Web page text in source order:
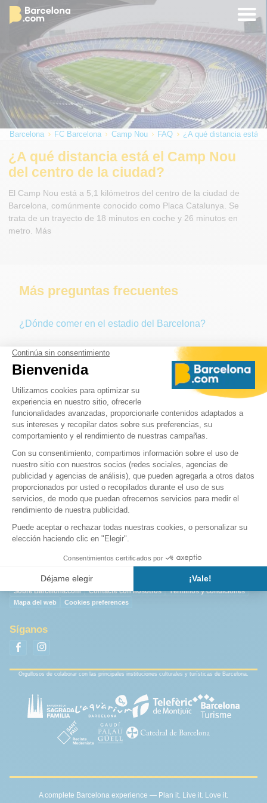
Barcelona FC Barcelona Camp Nou FAQ ¿A qué distancia está
¿A qué distancia está el Camp Nou
del centro de la ciudad?
El Camp Nou está a 5,1 kilómetros del centro de la ciudad de
Barcelona, comúnmente conocido como Placa Catalunya. Se
trata de un trayecto de 18 minutos en coche y 26 minutos en
metro. Más
Más preguntas frecuentes
¿Dónde comer en el estadio del Barcelona?
¿Dónde puedo aparcar en el Camp Nou?
¿A qué distancia está el Camp Nou del centro de la
ciudad?
¿Es el Camp Nou o el Nou Camp?
➜ Más FAQ sobre el Camp Nou
Sobre Barcelona.com Contacte con nosotros
Términos y condiciones
Mapa del web
Cookies preferences
Síganos
Orgullosos de colaborar con las principales instituciones culturales y turísticas de Barcelona.
A complete Barcelona experience — Plan it. Live it. Love it.